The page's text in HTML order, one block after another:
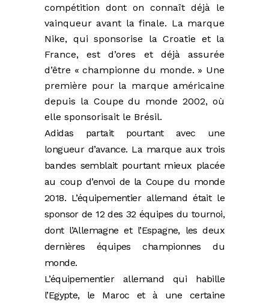
compétition dont on connaît déjà le
vainqueur avant la finale. La marque
Nike, qui sponsorise la Croatie et la
France, est d’ores et déjà assurée
d’être « championne du monde. » Une
première pour la marque américaine
depuis la Coupe du monde 2002, où
elle sponsorisait le Brésil.
Adidas partait pourtant avec une
longueur d’avance. La marque aux trois
bandes semblait pourtant mieux placée
au coup d’envoi de la Coupe du monde
2018. L’équipementier allemand était le
sponsor de 12 des 32 équipes du tournoi,
dont l’Allemagne et l’Espagne, les deux
dernières équipes championnes du
monde.
L’équipementier allemand qui habille
l’Egypte, le Maroc et à une certaine